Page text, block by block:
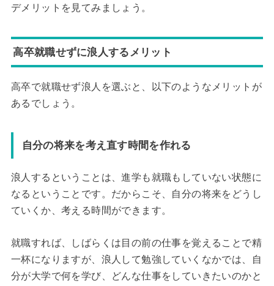
デメリットを見てみましょう。
高卒就職せずに浪人するメリット
高卒で就職せず浪人を選ぶと、以下のようなメリットが
あるでしょう。
自分の将来を考え直す時間を作れる
浪人するということは、進学も就職もしていない状態に
なるということです。だからこそ、自分の将来をどうし
ていくか、考える時間ができます。
就職すれば、しばらくは目の前の仕事を覚えることで精
一杯になりますが、浪人して勉強していくなかでは、自
分が大学で何を学び、どんな仕事をしていきたいのかと